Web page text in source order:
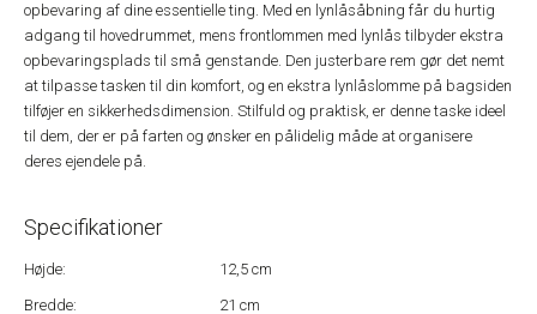
opbevaring af dine essentielle ting. Med en lynlåsåbning får du hurtig
adgang til hovedrummet, mens frontlommen med lynlås tilbyder ekstra
opbevaringsplads til små genstande. Den justerbare rem gør det nemt
at tilpasse tasken til din komfort, og en ekstra lynlåslomme på bagsiden
tilføjer en sikkerhedsdimension. Stilfuld og praktisk, er denne taske ideel
til dem, der er på farten og ønsker en pålidelig måde at organisere
deres ejendele på.
Specifikationer
Højde:
12,5 cm
Bredde:
21 cm